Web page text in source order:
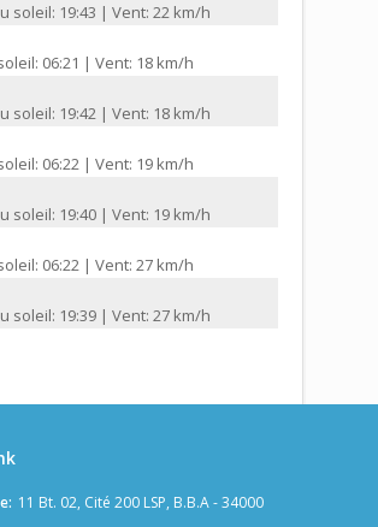
soleil: 19:43 | Vent: 22 km/h
06:21 | Vent: 18 km/h
soleil: 19:42 | Vent: 18 km/h
06:22 | Vent: 19 km/h
soleil: 19:40 | Vent: 19 km/h
06:22 | Vent: 27 km/h
soleil: 19:39 | Vent: 27 km/h
11 Bt. 02, Cité 200 LSP, B.B.A - 34000